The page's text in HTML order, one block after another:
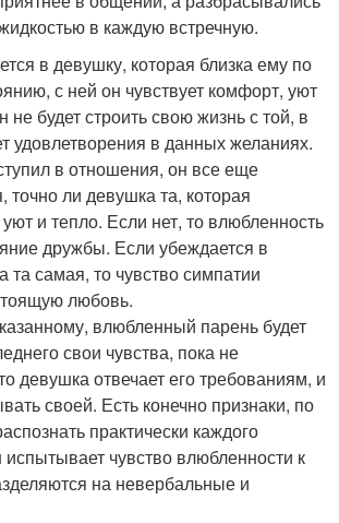
в каждую встречную.
в девушку, которая близка ему по
с ней он чувствует комфорт, уют
не будет строить свою жизнь с той, в
удовлетворения в данных желаниях.
в отношения, он все еще
точно ли девушка та, которая
и тепло. Если нет, то влюбленность
дружбы. Если убеждается в
та самая, то чувство симпатии
любовь.
влюбленный парень будет
свои чувства, пока не
девушка отвечает его требованиям, и
своей. Есть конечно признаки, по
практически каждого
чувство влюбленности к
на невербальные и